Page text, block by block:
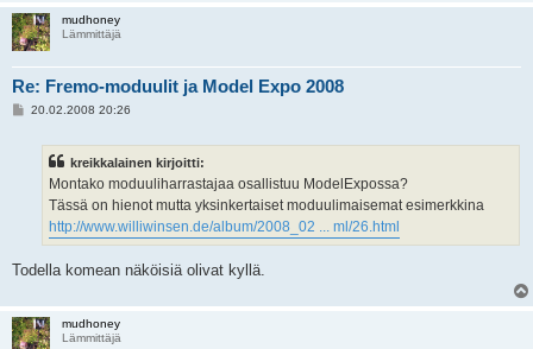
mudhoney
Lämmittäjä
Re: Fremo-moduulit ja Model Expo 2008
V20.02.2008 20:26
kreikkalainen kirjoitti:
Montako moduuliharrastajaa osallistuu ModelExpossa?
Tässä on hienot mutta yksinkertaiset moduulimaisemat esimerkkina
http://www.williwinsen.de/album/2008_02 ... ml/26.html
Todella komean näköisiä olivat kyllä.
mudhoney
Lämmittäjä